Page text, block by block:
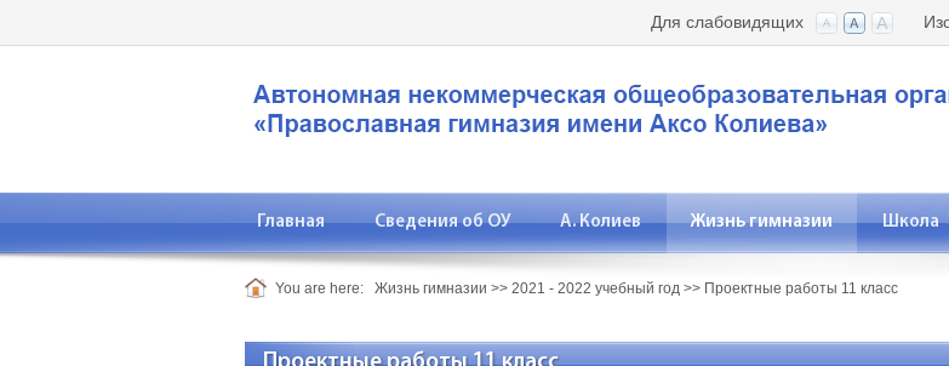
Для слабовидящих
Главная Сведения об ОУ А. Колиев Жизнь гимназии Школа
You are here: Жизнь гимназии >> 2021 - 2022 учебный год >> Проектные работы 11 класс